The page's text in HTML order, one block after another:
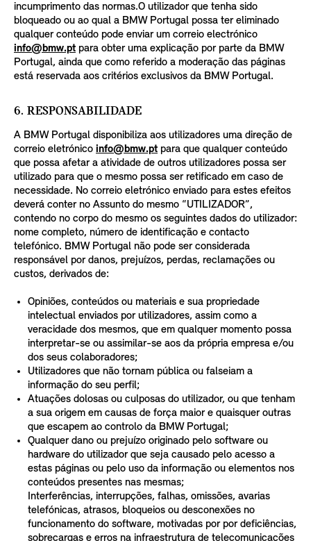
incumprimento das normas.O utilizador que tenha sido
bloqueado ou ao qual a BMW Portugal possa ter eliminado
qualquer conteúdo pode enviar um correio electrónico
info@bmw.pt para obter uma explicação por parte da BMW
Portugal, ainda que como referido a moderação das páginas
está reservada aos critérios exclusivos da BMW Portugal.
6. RESPONSABILIDADE
A BMW Portugal disponibiliza aos utilizadores uma direção de
correio eletrónico info@bmw.pt para que qualquer conteúdo
que possa afetar a atividade de outros utilizadores possa ser
utilizado para que o mesmo possa ser retificado em caso de
necessidade. No correio eletrónico enviado para estes efeitos
deverá conter no Assunto do mesmo “UTILIZADOR”,
contendo no corpo do mesmo os seguintes dados do utilizador:
nome completo, número de identificação e contacto
telefónico. BMW Portugal não pode ser considerada
responsável por danos, prejuízos, perdas, reclamações ou
custos, derivados de:
Opiniões, conteúdos ou materiais e sua propriedade
intelectual enviados por utilizadores, assim como a
veracidade dos mesmos, que em qualquer momento possa
interpretar-se ou assimilar-se aos da própria empresa e/ou
dos seus colaboradores;
Utilizadores que não tornam pública ou falseiam a
informação do seu perfil;
Atuações dolosas ou culposas do utilizador, ou que tenham
a sua origem em causas de força maior e quaisquer outras
que escapem ao controlo da BMW Portugal;
Qualquer dano ou prejuízo originado pelo software ou
hardware do utilizador que seja causado pelo acesso a
estas páginas ou pelo uso da informação ou elementos nos
conteúdos presentes nas mesmas;
Interferências, interrupções, falhas, omissões, avarias
telefónicas, atrasos, bloqueios ou desconexões no
funcionamento do software, motivadas por por deficiências,
sobrecargas e erros na infraestrutura de telecomunicações